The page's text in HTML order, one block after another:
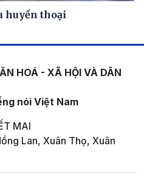
huyền thoại
HOÁ - XÃ HỘI VÀ DÂN
nói Việt Nam
MAI
Lan, Xuân Thọ, Xuân